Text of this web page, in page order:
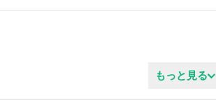
もっと見る